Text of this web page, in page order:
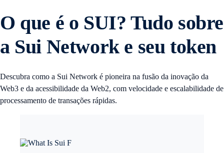
O que é o SUI? Tudo sobre
a Sui Network e seu token
Descubra como a Sui Network é pioneira na fusão da inovação da
Web3 e da acessibilidade da Web2, com velocidade e escalabilidade de
processamento de transações rápidas.